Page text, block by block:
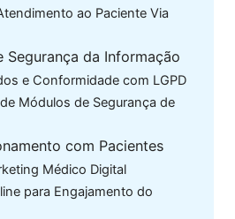
ao Paciente Via
Segurança da Informação
e Conformidade com LGPD
Módulos de Segurança de
com Pacientes
Médico Digital
para Engajamento do